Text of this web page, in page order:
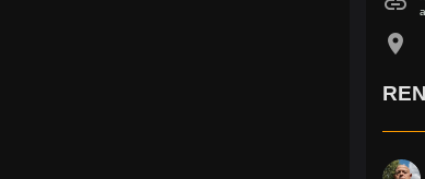
location_on